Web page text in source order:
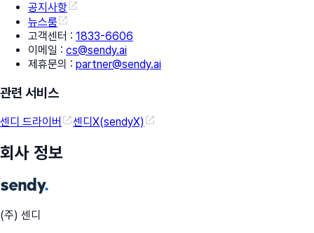
공지사항
뉴스룸
고객센터 : 1833-6606
이메일 : cs@sendy.ai
제휴문의 : partner@sendy.ai
관련 서비스
센디 드라이버 센디X(sendyX)
회사 정보
(주) 센디